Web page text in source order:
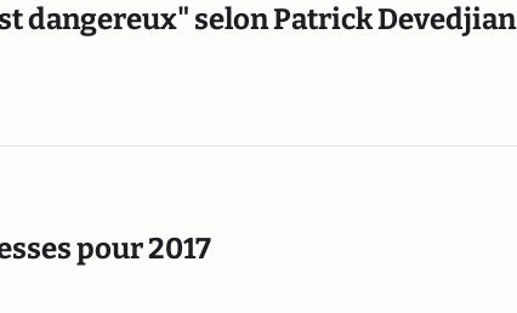
dangereux" selon Patrick Devedjian
pour 2017